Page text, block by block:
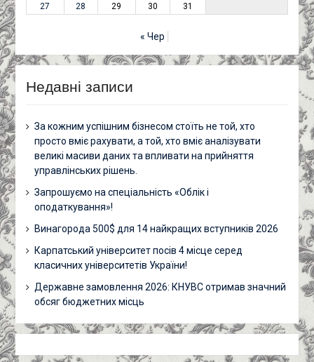
27
28 29 30 31
« Чер
Недавні записи
За кожним успішним бізнесом стоїть не той, хто
просто вміє рахувати, а той, хто вміє аналізувати
великі масиви даних та впливати на прийняття
управлінських рішень.
Запрошуємо на спеціальність «Облік і
оподаткування»!
Винагорода 500$ для 14 найкращих вступників 2026
Карпатський університет посів 4 місце серед
класичних університетів України!
Державне замовлення 2026: КНУВС отримав значний
обсяг бюджетних місць